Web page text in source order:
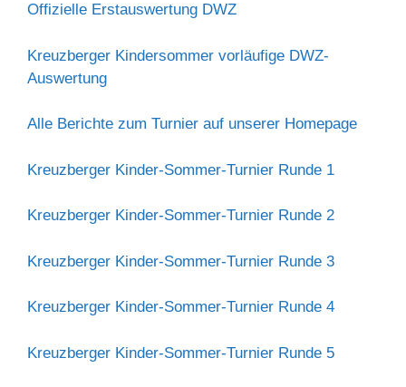
Offizielle Erstauswertung DWZ
Kreuzberger Kindersommer vorläufige DWZ-
Auswertung
Alle Berichte zum Turnier auf unserer Homepage
Kreuzberger Kinder-Sommer-Turnier Runde 1
Kreuzberger Kinder-Sommer-Turnier Runde 2
Kreuzberger Kinder-Sommer-Turnier Runde 3
Kreuzberger Kinder-Sommer-Turnier Runde 4
Kreuzberger Kinder-Sommer-Turnier Runde 5